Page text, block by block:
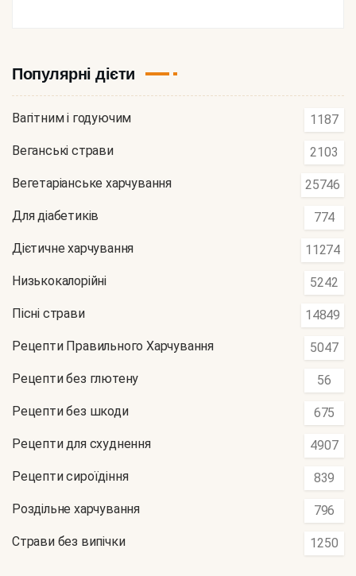
Популярні дієти
Вагітним і годуючим 1187
Веганські страви 2103
Вегетаріанське харчування 25746
Для діабетиків 774
Дієтичне харчування 11274
Низькокалорійні 5242
Пісні страви 14849
Рецепти Правильного Харчування 5047
Рецепти без глютену 56
Рецепти без шкоди 675
Рецепти для схуднення 4907
Рецепти сироїдіння 839
Роздільне харчування 796
Страви без випічки 1250